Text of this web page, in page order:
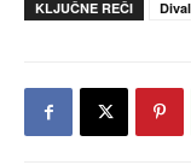
KLJUČNE REČI